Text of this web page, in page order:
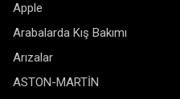
Apple
Arabalarda Kış Bakımı
Arızalar
ASTON-MARTİN